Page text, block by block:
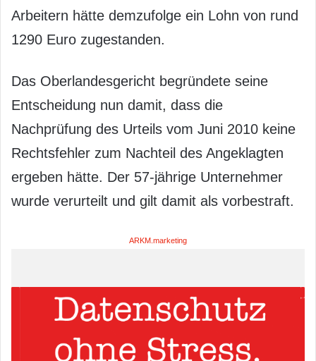
Arbeitern hätte demzufolge ein Lohn von rund
1290 Euro zugestanden.
Das Oberlandesgericht begründete seine
Entscheidung nun damit, dass die
Nachprüfung des Urteils vom Juni 2010 keine
Rechtsfehler zum Nachteil des Angeklagten
ergeben hätte. Der 57-jährige Unternehmer
wurde verurteilt und gilt damit als vorbestraft.
ARKM.marketing